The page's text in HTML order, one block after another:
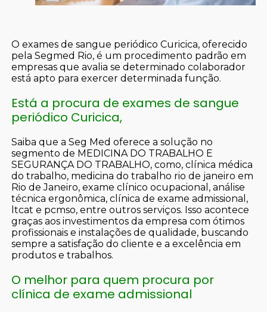
O exames de sangue periódico Curicica, oferecido
pela Segmed Rio, é um procedimento padrão em
empresas que avalia se determinado colaborador
está apto para exercer determinada função.
Está a procura de exames de sangue
periódico Curicica,
Saiba que a Seg Med oferece a solução no
segmento de MEDICINA DO TRABALHO E
SEGURANÇA DO TRABALHO, como, clínica médica
do trabalho, medicina do trabalho rio de janeiro em
Rio de Janeiro, exame clínico ocupacional, análise
técnica ergonômica, clínica de exame admissional,
ltcat e pcmso, entre outros serviços. Isso acontece
graças aos investimentos da empresa com ótimos
profissionais e instalações de qualidade, buscando
sempre a satisfação do cliente e a excelência em
produtos e trabalhos.
O melhor para quem procura por
clínica de exame admissional